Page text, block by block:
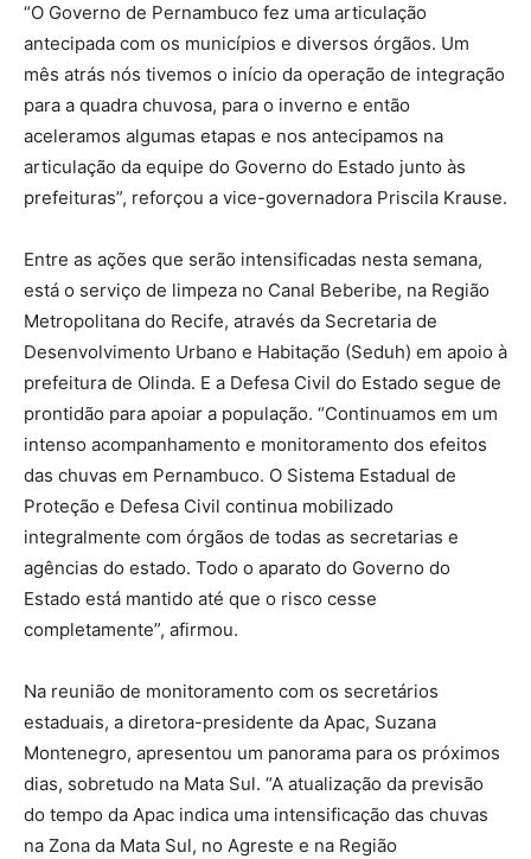
“O Governo de Pernambuco fez uma articulação
antecipada com os municípios e diversos órgãos. Um
mês atrás nós tivemos o início da operação de integração
para a quadra chuvosa, para o inverno e então
aceleramos algumas etapas e nos antecipamos na
articulação da equipe do Governo do Estado junto às
prefeituras”, reforçou a vice-governadora Priscila Krause.
Entre as ações que serão intensificadas nesta semana,
está o serviço de limpeza no Canal Beberibe, na Região
Metropolitana do Recife, através da Secretaria de
Desenvolvimento Urbano e Habitação (Seduh) em apoio à
prefeitura de Olinda. E a Defesa Civil do Estado segue de
prontidão para apoiar a população. “Continuamos em um
intenso acompanhamento e monitoramento dos efeitos
das chuvas em Pernambuco. O Sistema Estadual de
Proteção e Defesa Civil continua mobilizado
integralmente com órgãos de todas as secretarias e
agências do estado. Todo o aparato do Governo do
Estado está mantido até que o risco cesse
completamente”, afirmou.
Na reunião de monitoramento com os secretários
estaduais, a diretora-presidente da Apac, Suzana
Montenegro, apresentou um panorama para os próximos
dias, sobretudo na Mata Sul. “A atualização da previsão
do tempo da Apac indica uma intensificação das chuvas
na Zona da Mata Sul, no Agreste e na Região